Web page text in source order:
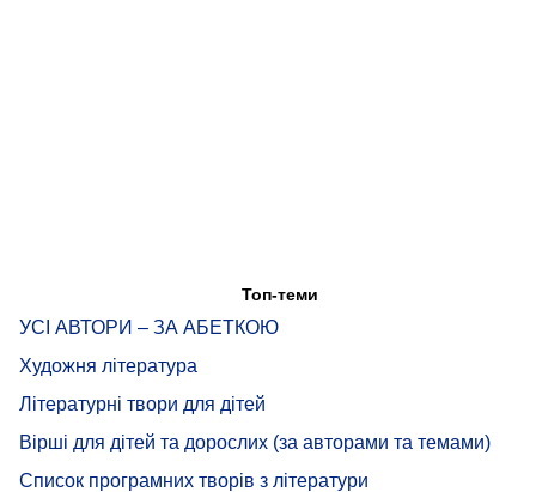
Топ-теми
УСІ АВТОРИ – ЗА АБЕТКОЮ
Художня література
Літературні твори для дітей
Вірші для дітей та дорослих (за авторами та темами)
Список програмних творів з літератури